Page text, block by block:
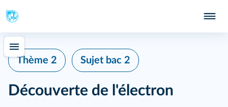
Thème 2 Sujet bac 2
Découverte de l'électron